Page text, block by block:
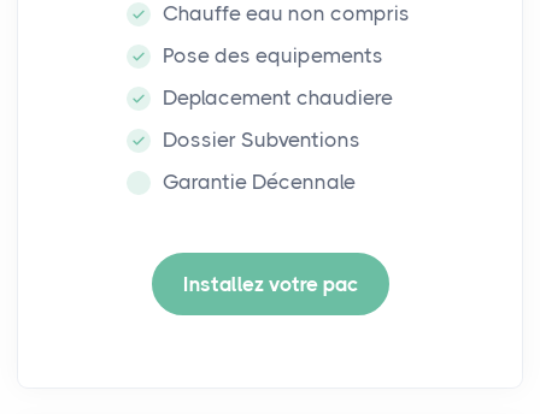
Chauffe eau non compris
Pose des equipements
Deplacement chaudiere
Dossier Subventions
Garantie Décennale
Installez votre pac